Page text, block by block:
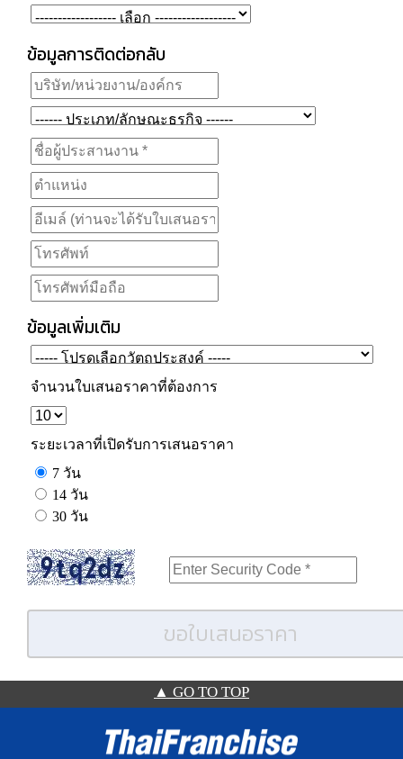
ข้อมูลการติดต่อกลับ
ข้อมูลเพิ่มเติม
จำนวนใบเสนอราคาที่ต้องการ
ระยะเวลาที่เปิดรับการเสนอราคา
7 วัน
14 วัน
30 วัน
ขอใบเสนอราคา
▲ GO TO TOP